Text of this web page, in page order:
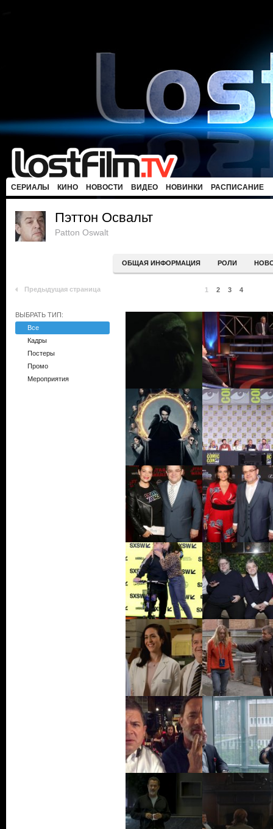
СЕРИАЛЫ КИНО НОВОСТИ ВИДЕО НОВИНКИ РАСПИСАНИЕ
Пэттон Освальт
Patton Oswalt
ОБЩАЯ ИНФОРМАЦИЯ РОЛИ
Предыдущая страница 1 2 3 4
ВЫБРАТЬ ТИП:
Все
Кадры
Постеры
Промо
Мероприятия